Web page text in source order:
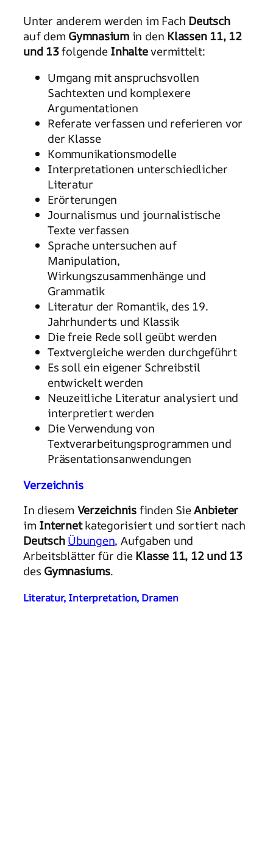
Unter anderem werden im Fach Deutsch
auf demGymnasium in den Klassen 11, 12
und 13folgendeInhaltevermittelt:
Umgang mit anspruchsvollen
Sachtexten und komplexere
Argumentationen
Referate verfassen und referieren vor
der Klasse
Kommunikationsmodelle
Interpretationen unterschiedlicher
Literatur
Erörterungen
Journalismus und journalistische
Texte verfassen
Sprache untersuchen auf
Manipulation,
Wirkungszusammenhänge und
Grammatik
Literatur der Romantik, des 19.
Jahrhunderts und Klassik
Die freie Rede soll geübt werden
Textvergleiche werden durchgeführt
Es soll ein eigener Schreibstil
entwickelt werden
Neuzeitliche Literatur analysiert und
interpretiert werden
Die Verwendung von
Textverarbeitungsprogrammen und
Präsentationsanwendungen
Verzeichnis
In diesemVerzeichnisfinden SieAnbieter
imInternetkategorisiert und sortiert nach
Deutsch Übungen, Aufgaben und
Arbeitsblätter für dieKlasse 11, 12 und 13
des Gymnasiums.
Literatur, Interpretation, Dramen